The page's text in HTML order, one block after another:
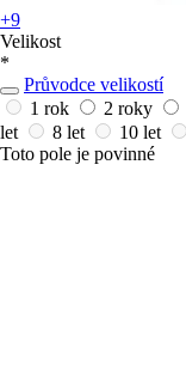
+9
Velikost
*
Průvodce velikostí
1 rok
2 roky
let
8 let 10 let
Toto pole je povinné